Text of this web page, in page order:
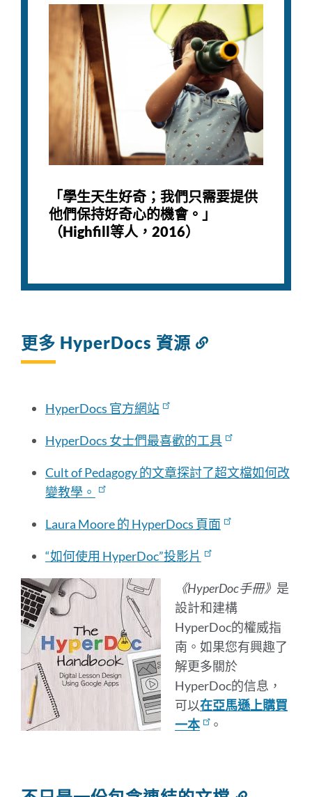
「學生天生好奇；我們只需要提供
他們保持好奇心的機會。」
（Highfill等人，2016）
更多 HyperDocs 資源
HyperDocs 官方網站
HyperDocs 女士們最喜歡的工具
Cult of Pedagogy 的文章探討了超文檔如何改
變教學。
Laura Moore 的 HyperDocs 頁面
“如何使用 HyperDoc”投影片
《HyperDoc手冊》 是
設計和建構
HyperDoc的權威指
南。如果您有興趣了
解更多關於
HyperDoc的信息，
可以在亞馬遜上購買
一本
。